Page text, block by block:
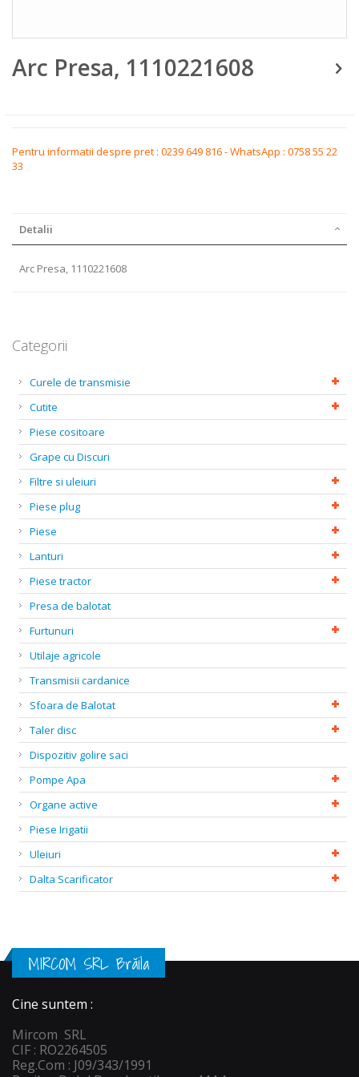
to
the
gallery
Arc Presa, 1110221608
Pentru informatii despre pret : 0239 649 816 - WhatsApp : 0758 55 22
33
Detalii
Arc Presa, 1110221608
Categorii
Curele de transmisie
Cutite
Piese cositoare
Grape cu Discuri
Filtre si uleiuri
Piese plug
Piese
Lanturi
Piese tractor
Presa de balotat
Furtunuri
Utilaje agricole
Transmisii cardanice
Sfoara de Balotat
Taler disc
Dispozitiv golire saci
Pompe Apa
Organe active
Piese Irigatii
Uleiuri
Dalta Scarificator
MIRCOM SRL Brăila
Cine suntem :
Mircom SRL
CIF : RO2264505
Reg.Com : J09/343/1991